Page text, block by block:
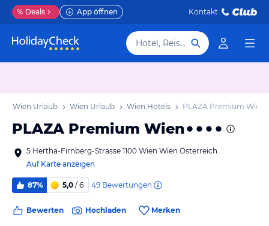
% Deals App öffnen Kontakt
Hotel, Reiseziel
Wien Urlaub Wien Urlaub Wien Hotels PLAZA Premium Wien
PLAZA Premium Wien
5 Hertha-Firnberg-Strasse 1100 Wien Wien Österreich
Auf Karte anzeigen
87% 5,0 / 6 49 Bewertungen
Bewerten Hochladen Merken